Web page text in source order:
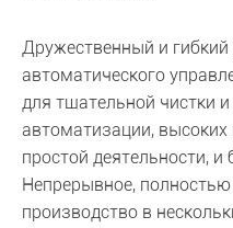
Дружественный и
автоматического
для тщательной чистки
автоматизации, высоких
простой деятельности, и
Непрерывное,
производство в